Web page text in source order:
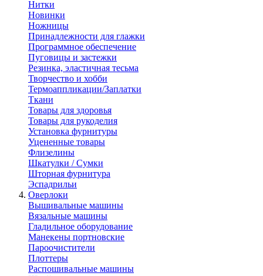
Нитки
Новинки
Ножницы
Принадлежности для глажки
Программное обеспечение
Пуговицы и застежки
Резинка, эластичная тесьма
Творчество и хобби
Термоаппликации/Заплатки
Ткани
Товары для здоровья
Товары для рукоделия
Установка фурнитуры
Уцененные товары
Флизелины
Шкатулки / Сумки
Шторная фурнитура
Эспадрильи
Оверлоки
Вышивальные машины
Вязальные машины
Гладильное оборудование
Манекены портновские
Пароочистители
Плоттеры
Распошивальные машины